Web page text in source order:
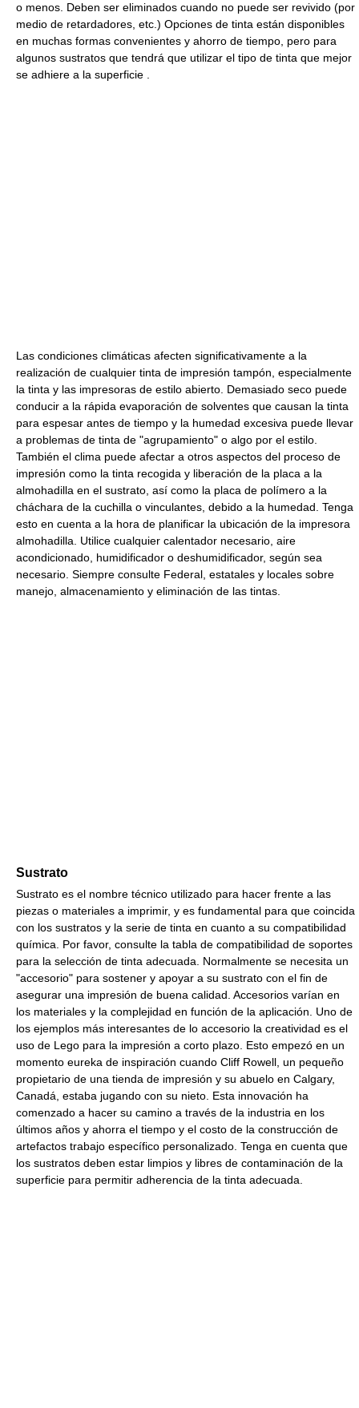
o menos. Deben ser eliminados cuando no puede ser revivido (por
medio de retardadores, etc.) Opciones de tinta están disponibles
en muchas formas convenientes y ahorro de tiempo, pero para
algunos sustratos que tendrá que utilizar el tipo de tinta que mejor
se adhiere a la superficie .
Las condiciones climáticas afecten significativamente a la
realización de cualquier tinta de impresión tampón, especialmente
la tinta y las impresoras de estilo abierto. Demasiado seco puede
conducir a la rápida evaporación de solventes que causan la tinta
para espesar antes de tiempo y la humedad excesiva puede llevar
a problemas de tinta de "agrupamiento" o algo por el estilo.
También el clima puede afectar a otros aspectos del proceso de
impresión como la tinta recogida y liberación de la placa a la
almohadilla en el sustrato, así como la placa de polímero a la
cháchara de la cuchilla o vinculantes, debido a la humedad. Tenga
esto en cuenta a la hora de planificar la ubicación de la impresora
almohadilla. Utilice cualquier calentador necesario, aire
acondicionado, humidificador o deshumidificador, según sea
necesario. Siempre consulte Federal, estatales y locales sobre
manejo, almacenamiento y eliminación de las tintas.
Sustrato
Sustrato es el nombre técnico utilizado para hacer frente a las
piezas o materiales a imprimir, y es fundamental para que coincida
con los sustratos y la serie de tinta en cuanto a su compatibilidad
química. Por favor, consulte la tabla de compatibilidad de soportes
para la selección de tinta adecuada. Normalmente se necesita un
"accesorio" para sostener y apoyar a su sustrato con el fin de
asegurar una impresión de buena calidad. Accesorios varían en
los materiales y la complejidad en función de la aplicación. Uno de
los ejemplos más interesantes de lo accesorio la creatividad es el
uso de Lego para la impresión a corto plazo. Esto empezó en un
momento eureka de inspiración cuando Cliff Rowell, un pequeño
propietario de una tienda de impresión y su abuelo en Calgary,
Canadá, estaba jugando con su nieto. Esta innovación ha
comenzado a hacer su camino a través de la industria en los
últimos años y ahorra el tiempo y el costo de la construcción de
artefactos trabajo específico personalizado. Tenga en cuenta que
los sustratos deben estar limpios y libres de contaminación de la
superficie para permitir adherencia de la tinta adecuada.